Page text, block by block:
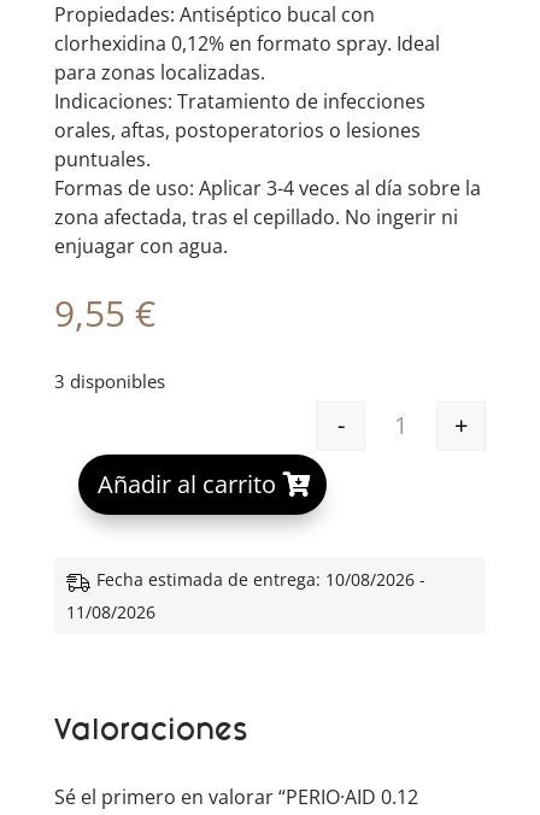
Propiedades: Antiséptico bucal con
clorhexidina 0,12% en formato spray. Ideal
para zonas localizadas.
Indicaciones: Tratamiento de infecciones
orales, aftas, postoperatorios o lesiones
puntuales.
Formas de uso: Aplicar 3-4 veces al día sobre la
zona afectada, tras el cepillado. No ingerir ni
enjuagar con agua.
9,55 €
3 disponibles
PERIO·AID
-
+
Añadir al carrito
A
e
e
Fecha estimada de entrega: 10/08/2026 -
11/08/2026
Valoraciones
Sé el primero en valorar “PERIO·AID 0.12